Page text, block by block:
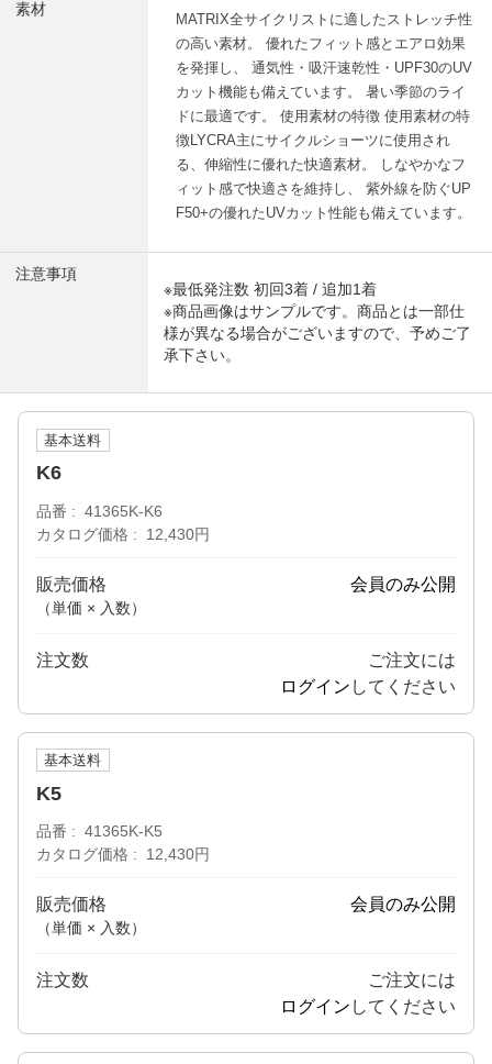
素材
MATRIX全サイクリストに適したストレッチ性
の高い素材。 優れたフィット感とエアロ効果
を発揮し、 通気性・吸汗速乾性・UPF30のUV
カット機能も備えています。 暑い季節のライ
ドに最適です。 使用素材の特徴 使用素材の特
徴LYCRA主にサイクルショーツに使用され
る、伸縮性に優れた快適素材。 しなやかなフ
ィット感で快適さを維持し、 紫外線を防ぐUP
F50+の優れたUVカット性能も備えています。
注意事項
※最低発注数 初回3着 / 追加1着
※商品画像はサンプルです。商品とは一部仕
様が異なる場合がございますので、予めご了
承下さい。
基本送料
K6
品番
41365K-K6
カタログ価格
12,430円
販売価格
（単価 × 入数）
会員のみ公開
注文数
ご注文には
ログイン してください
基本送料
K5
品番
41365K-K5
カタログ価格
12,430円
販売価格
（単価 × 入数）
会員のみ公開
注文数
ご注文には
ログイン してください